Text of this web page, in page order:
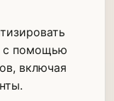
с помощью
включая